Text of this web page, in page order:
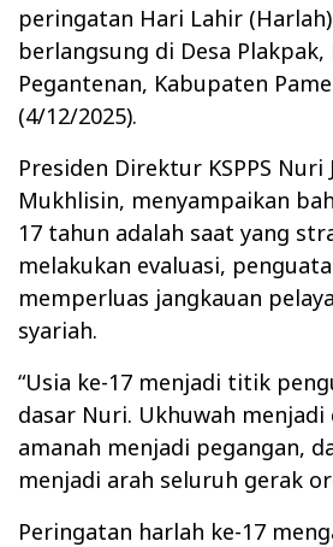
peringatan Hari Lahir
berlangsung di Desa Plakpak,
Pegantenan, Kabupaten
(4/12/2025).
Presiden Direktur KSPPS Nuri
Mukhlisin, menyampaikan
17 tahun adalah saat yang
melakukan evaluasi,
memperluas jangkauan
syariah.
“Usia ke-17 menjadi titik
dasar Nuri. Ukhuwah
amanah menjadi pegangan,
menjadi arah seluruh gerak
Peringatan harlah ke-17